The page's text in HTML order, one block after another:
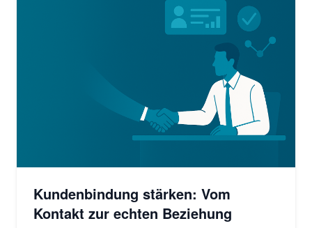
Kundenbindung stärken: Vom
Kontakt zur echten Beziehung